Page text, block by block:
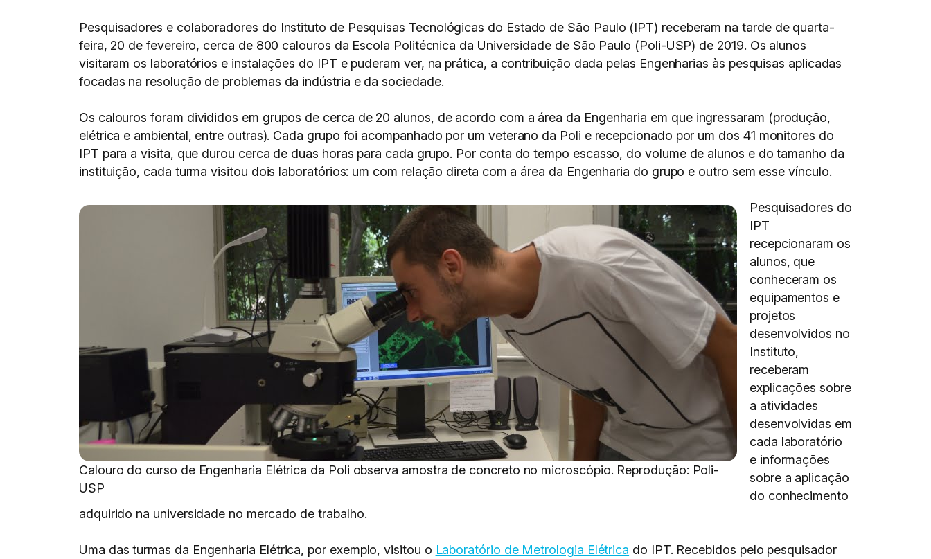
Pesquisadores e colaboradores do Instituto de Pesquisas Tecnológicas do Estado de São Paulo (IPT) receberam na tarde de quarta-
feira, 20 de fevereiro, cerca de 800 calouros da Escola Politécnica da Universidade de São Paulo (Poli-USP) de 2019. Os alunos
visitaram os laboratórios e instalações do IPT e puderam ver, na prática, a contribuição dada pelas Engenharias às pesquisas aplicadas
focadas na resolução de problemas da indústria e da sociedade.
Os calouros foram divididos em grupos de cerca de 20 alunos, de acordo com a área da Engenharia em que ingressaram (produção,
elétrica e ambiental, entre outras). Cada grupo foi acompanhado por um veterano da Poli e recepcionado por um dos 41 monitores do
IPT para a visita, que durou cerca de duas horas para cada grupo. Por conta do tempo escasso, do volume de alunos e do tamanho da
instituição, cada turma visitou dois laboratórios: um com relação direta com a área da Engenharia do grupo e outro sem esse vínculo.
Calouro do curso de Engenharia Elétrica da Poli observa amostra de concreto no microscópio. Reprodução: Poli-
USP
Pesquisadores do
IPT
recepcionaram os
alunos, que
conheceram os
equipamentos e
projetos
desenvolvidos no
Instituto,
receberam
explicações sobre
a atividades
desenvolvidas em
cada laboratório
e informações
sobre a aplicação
do conhecimento
adquirido na universidade no mercado de trabalho.
Uma das turmas da Engenharia Elétrica, por exemplo, visitou o Laboratório de Metrologia Elétrica do IPT. Recebidos pelo pesquisador